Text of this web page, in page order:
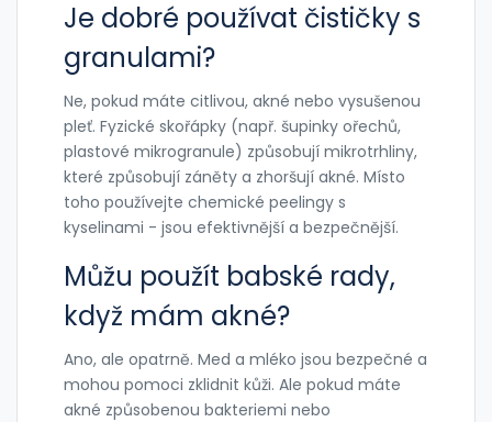
Je dobré používat čističky s
granulami?
Ne, pokud máte citlivou, akné nebo vysušenou
pleť. Fyzické skořápky (např. šupinky ořechů,
plastové mikrogranule) způsobují mikrotrhliny,
které způsobují záněty a zhoršují akné. Místo
toho používejte chemické peelingy s
kyselinami - jsou efektivnější a bezpečnější.
Můžu použít babské rady,
když mám akné?
Ano, ale opatrně. Med a mléko jsou bezpečné a
mohou pomoci zklidnit kůži. Ale pokud máte
akné způsobenou bakteriemi nebo